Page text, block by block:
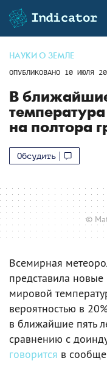
НАУКИ О ЗЕМЛЕ
ОПУБЛИКОВАНО 10 ИЮЛЯ
В
на полтора
Обсудить
©
Всемирная
представила
мировой
вероятностью в
в ближайшие пять
сравнению с
говорится в